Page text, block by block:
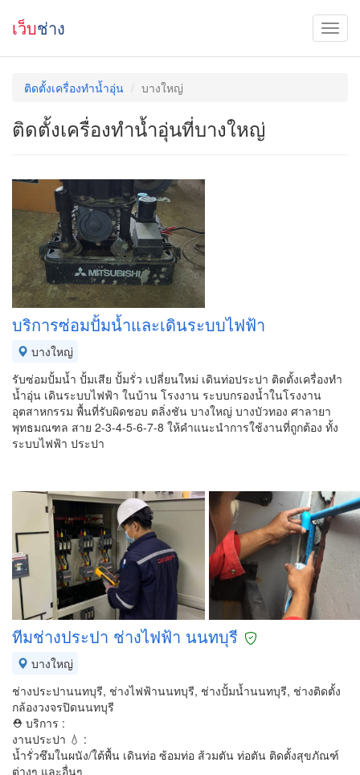
เว็บช่าง
ติดตั้งเครื่องทำน้ำอุ่น บางใหญ่
ติดตั้งเครื่องทำน้ำอุ่นที่บางใหญ่
บริการซ่อมปั้มน้ำและเดินระบบไฟฟ้า
บางใหญ่
รับซ่อมปั้มน้ำ ปั้มเสีย ปั้มรั่ว เปลี่ยนใหม่ เดินท่อประปา ติดตั้งเครื่องทำ
น้ำอุ่น เดินระบบไฟฟ้า ในบ้าน โรงงาน ระบบกรองน้ำในโรงงาน
อุตสาหกรรม พื้นที่รับผิดชอบ ตลิ่งชัน บางใหญ่ บางบัวทอง ศาลายา
พุทธมณฑล สาย 2-3-4-5-6-7-8 ให้คำแนะนำการใช้งานที่ถูกต้อง ทั้ง
ระบบไฟฟ้า ประปา
ทีมช่างประปา ช่างไฟฟ้า นนทบุรี
บางใหญ่
ช่างประปานนทบุรี, ช่างไฟฟ้านนทบุรี, ช่างปั้มน้ำนนทบุรี, ช่างติดตั้ง
กล้องวงจรปิดนนทบุรี
⛑ บริการ :
งานประปา 💧 :
น้ำรั่วซึมในผนัง/ใต้พื้น เดินท่อ ซ้อมท่อ ส้วมตัน ท่อตัน ติดตั้งสุขภัณฑ์
ต่างๆ และอื่นๆ